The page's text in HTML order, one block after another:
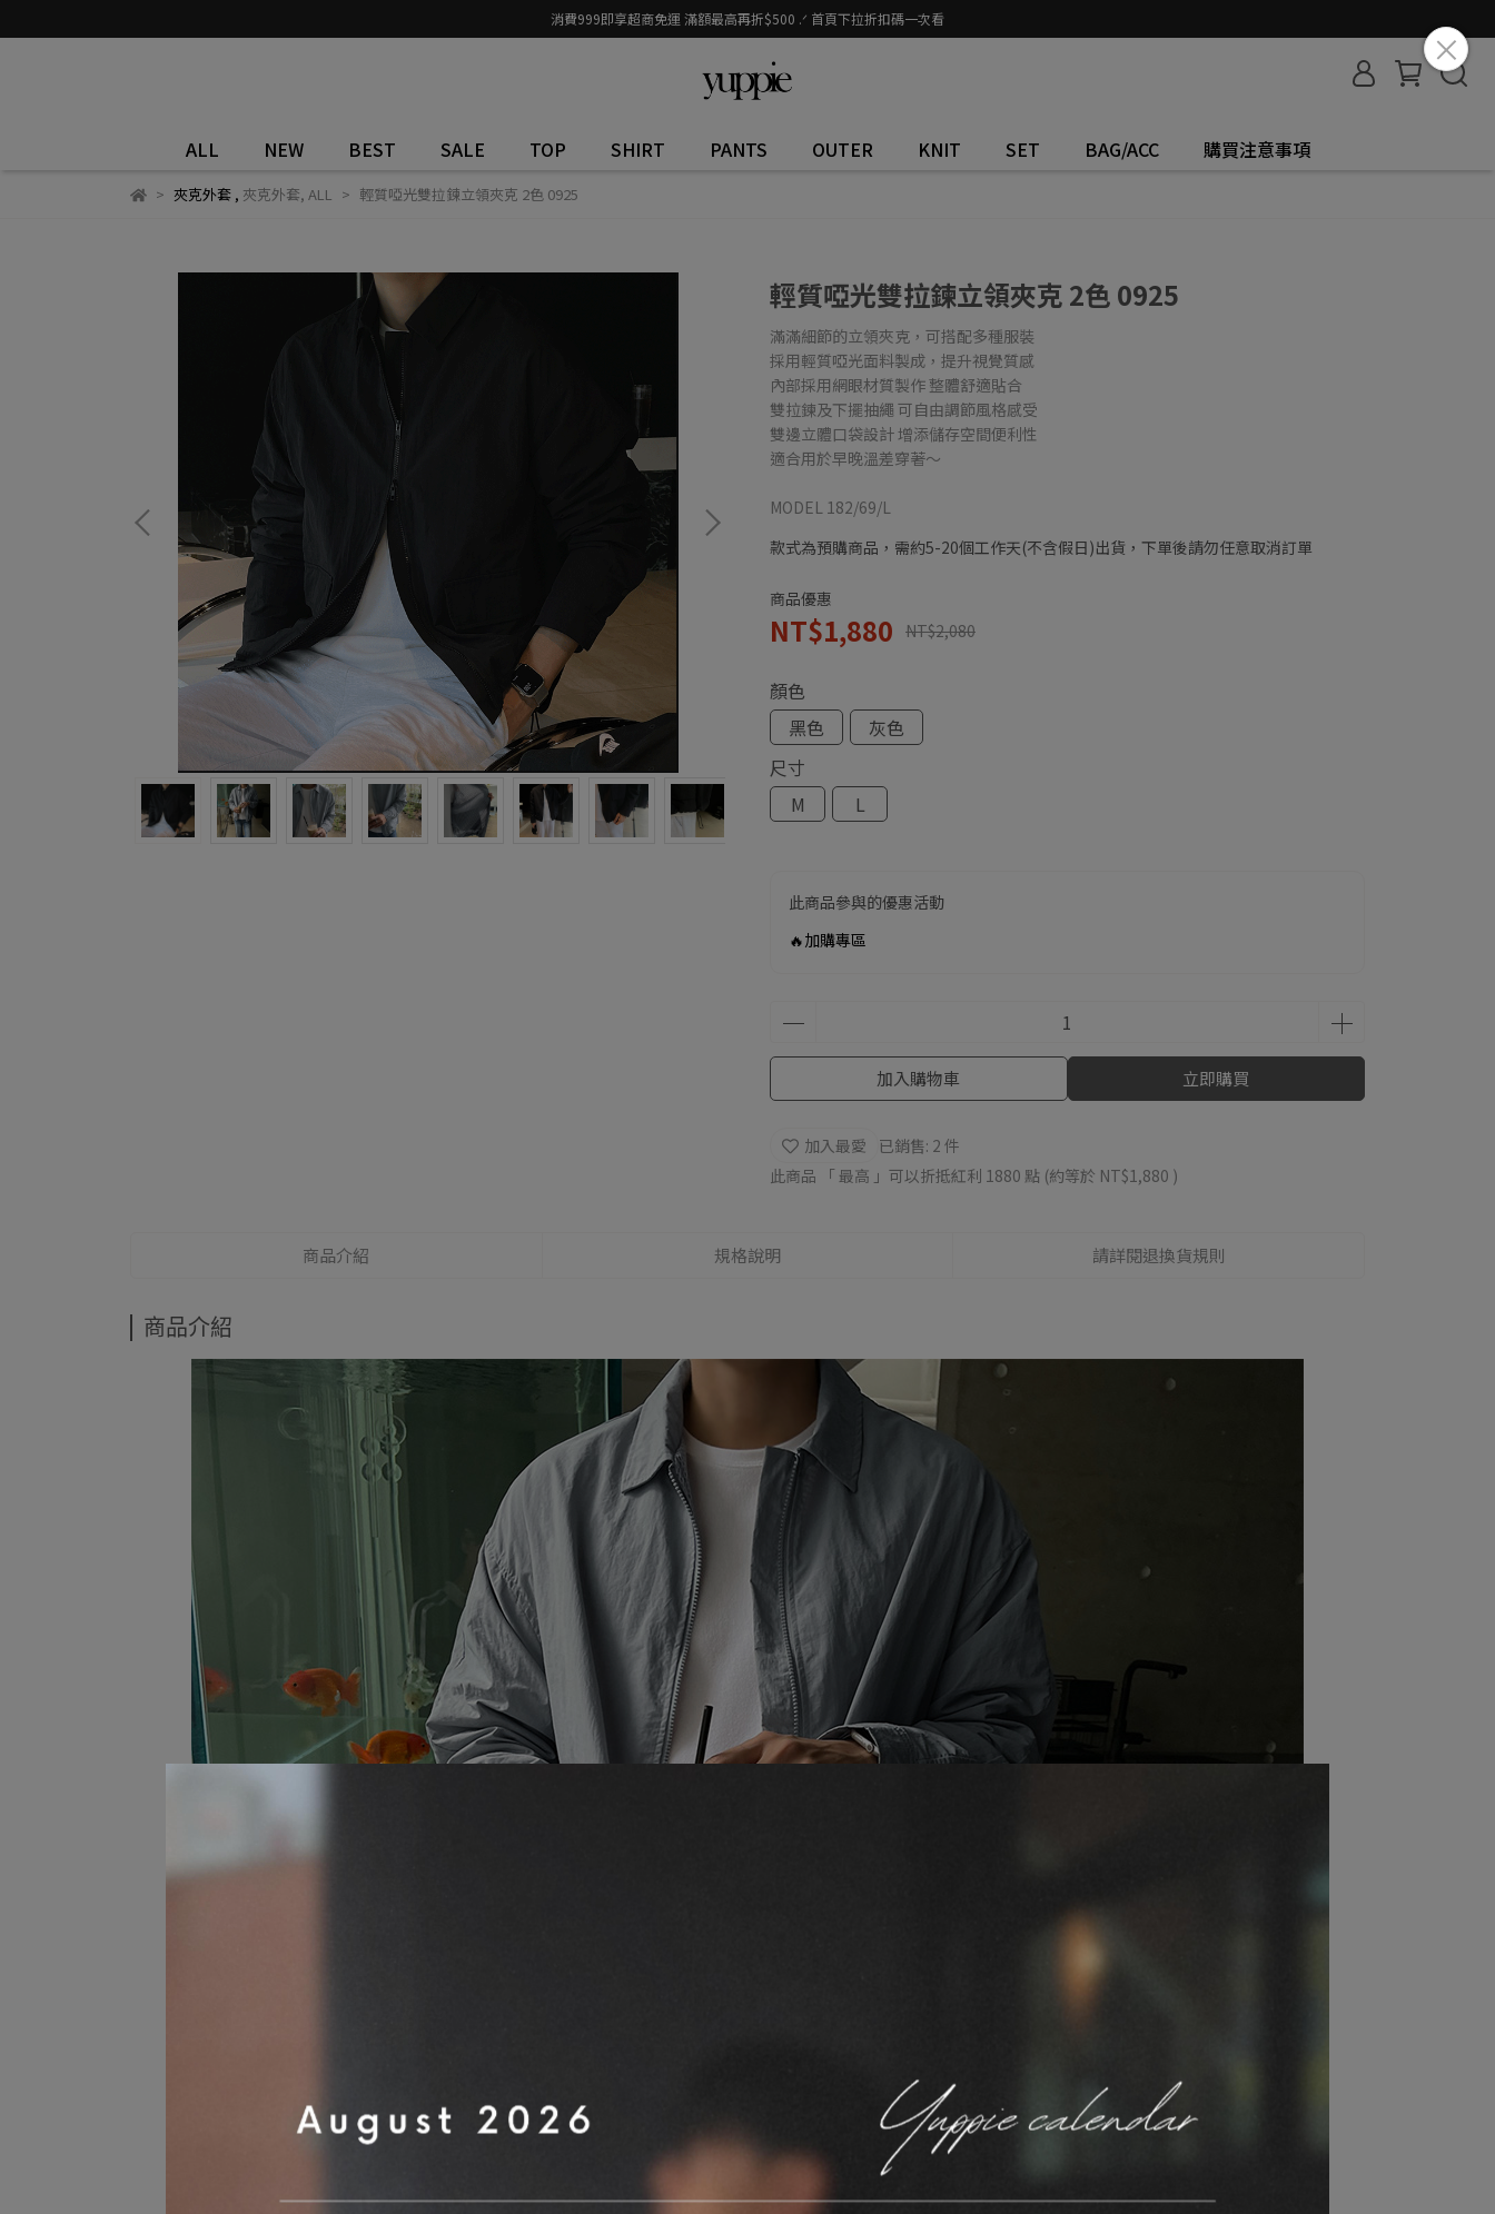
消費999即享超商免運 滿額最高再折$500 .ᐟ 首頁下拉折扣碼一次看
ALL NEW BEST SALE TOP SHIRT PANTS OUTER KNIT SET BAG/ACC 購買注意事項
夾克外套, 夾克外套, ALL 輕質啞光雙拉鍊立領夾克 2色 0925
輕質啞光雙拉鍊立領夾克 2色 0925
滿滿細節的立領夾克，可搭配多種服裝
採用輕質啞光面料製成，提升視覺質感
內部採用網眼材質製作 整體舒適貼合
雙拉鍊及下擺抽繩 可自由調節風格感受
雙邊立體口袋設計 增添儲存空間便利性
適合用於早晚溫差穿著～
MODEL 182/69/L
款式為預購商品，需約5-20個工作天(不含假日)出貨，下單後請勿任意取消訂單
商品優惠
NT$1,880 NT$2,080
顏色
黑色
灰色
尺寸
M
L
此商品參與的優惠活動
🔥加購專區
加入購物車 立即購買
加入最愛
已銷售: 2 件
此商品 「 最高 」可以折抵紅利 1880 點 (約等於 NT$1,880 )
商品介紹 規格說明 請詳閱退換貨規則
商品介紹